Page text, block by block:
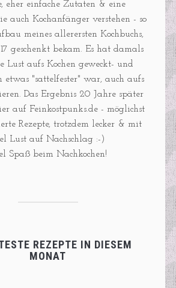
eher einfache Zutaten & eine
auch Kochanfänger verstehen - so
meines allerersten Kochbuchs,
geschenkt bekam. Es hat damals
Lust aufs Kochen geweckt- und
etwas "sattelfester" war, auch aufs
Das Ergebnis 20 Jahre später
auf Feinkostpunks.de - möglichst
Rezepte, trotzdem lecker & mit
Lust auf Nachschlag :-)
Spaß beim Nachkochen!
REZEPTE IN DIESEM
MONAT